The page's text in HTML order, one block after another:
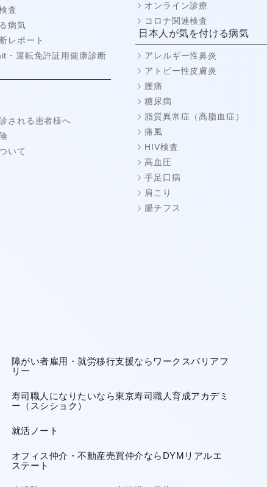
査
病気
レポート
・運転免許証用健康診断
される患者様へ
いて
オンライン診療
コロナ関連検査
日本人が気を付ける病気
アレルギー性鼻炎
アトピー性皮膚炎
腰痛
糖尿病
脂質異常症（高脂血症）
痛風
HIV検査
高血圧
手足口病
肩こり
腸チフス
障がい者雇用・就労移行支援ならワークスバリアフ
リー
寿司職人になりたいなら東京寿司職人育成アカデミ
ー（スシショク）
就活ノート
オフィス仲介・不動産売買仲介ならDYMリアルエ
ステート